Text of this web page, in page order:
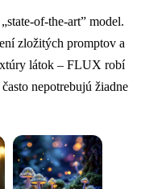
of-the-art” model.
zložitých promptov a
látok – FLUX robí
nepotrebujú žiadne